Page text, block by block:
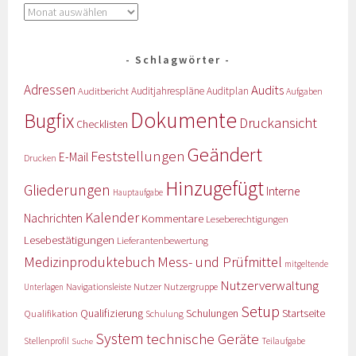
Schlagwörter
Adressen AuditberichtAuditjahrespläneAuditplan Audits Aufgaben
Bugfix Checklisten Dokumente Druckansicht
Drucken E-Mail Feststellungen Geändert
Gliederungen Hauptaufgabe Hinzugefügt Interne
Nachrichten KalenderKommentare Leseberechtigungen
Lesebestätigungen Lieferantenbewertung
Medizinproduktebuch Mess- und Prüfmittel mitgeltende
Unterlagen Navigationsleiste Nutzer Nutzergruppe Nutzerverwaltung
Qualifikation Qualifizierung Schulung Schulungen Setup Startseite
Stellenprofil Suche System technische Geräte Teilaufgabe